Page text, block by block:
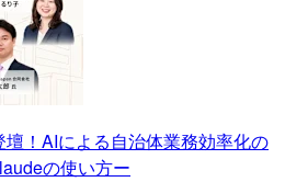
壇！AIによる自治体業務効率化の
の使い方ー